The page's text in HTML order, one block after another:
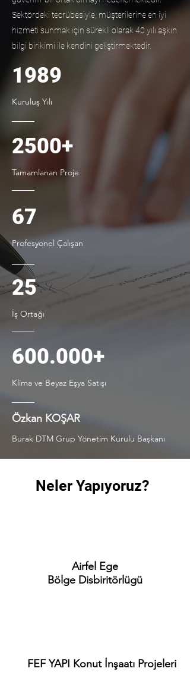
Sektördeki tecrübesiyle, müşterilerine en iyi
hizmeti sunmak için sürekli olarak 40 yılı aşkın
bilgi birikimi ile kendini geliştirmektedir.
1989
Kuruluş Yılı
2500+
Tamamlanan Proje
67
Profesyonel Çalışan
25
İş Ortağı
600.000+
Klima ve Beyaz Eşya Satışı
Özkan KOŞAR
Burak DTM Grup Yönetim Kurulu Başkanı
Neler Yapıyoruz?
Airfel Ege
Bölge Disbiritörlügü
FEF YAPI Konut İnşaatı Projeleri